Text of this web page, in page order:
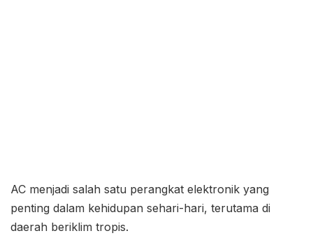
AC menjadi salah satu perangkat elektronik yang
penting dalam kehidupan sehari-hari, terutama di
daerah beriklim tropis.